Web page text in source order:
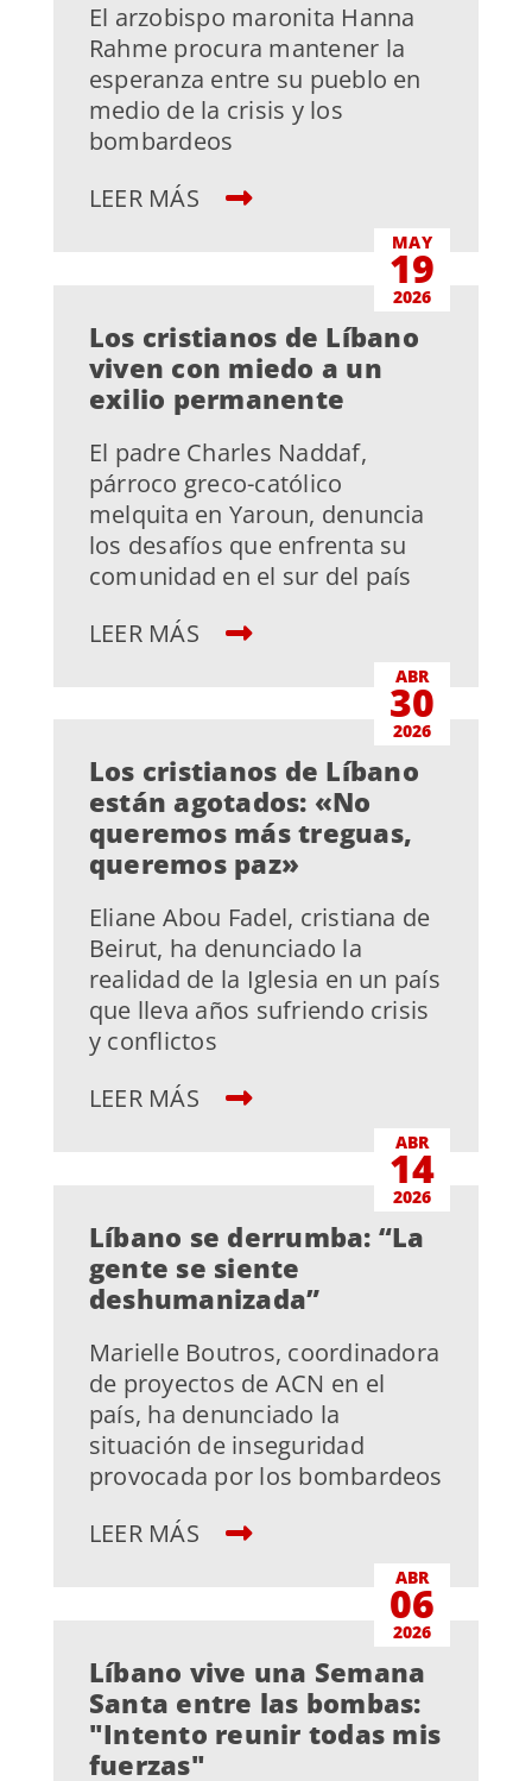
El arzobispo maronita Hanna
Rahme procura mantener la
esperanza entre su pueblo en
medio de la crisis y los
bombardeos
LEER MÁS
MAY
19
2026
Los cristianos de Líbano
viven con miedo a un
exilio permanente
El padre Charles Naddaf,
párroco greco-católico
melquita en Yaroun, denuncia
los desafíos que enfrenta su
comunidad en el sur del país
LEER MÁS
ABR
30
2026
Los cristianos de Líbano
están agotados: «No
queremos más treguas,
queremos paz»
Eliane Abou Fadel, cristiana de
Beirut, ha denunciado la
realidad de la Iglesia en un país
que lleva años sufriendo crisis
y conflictos
LEER MÁS
ABR
14
2026
Líbano se derrumba: “La
gente se siente
deshumanizada”
Marielle Boutros, coordinadora
de proyectos de ACN en el
país, ha denunciado la
situación de inseguridad
provocada por los bombardeos
LEER MÁS
ABR
06
2026
Líbano vive una Semana
Santa entre las bombas:
"Intento reunir todas mis
fuerzas"